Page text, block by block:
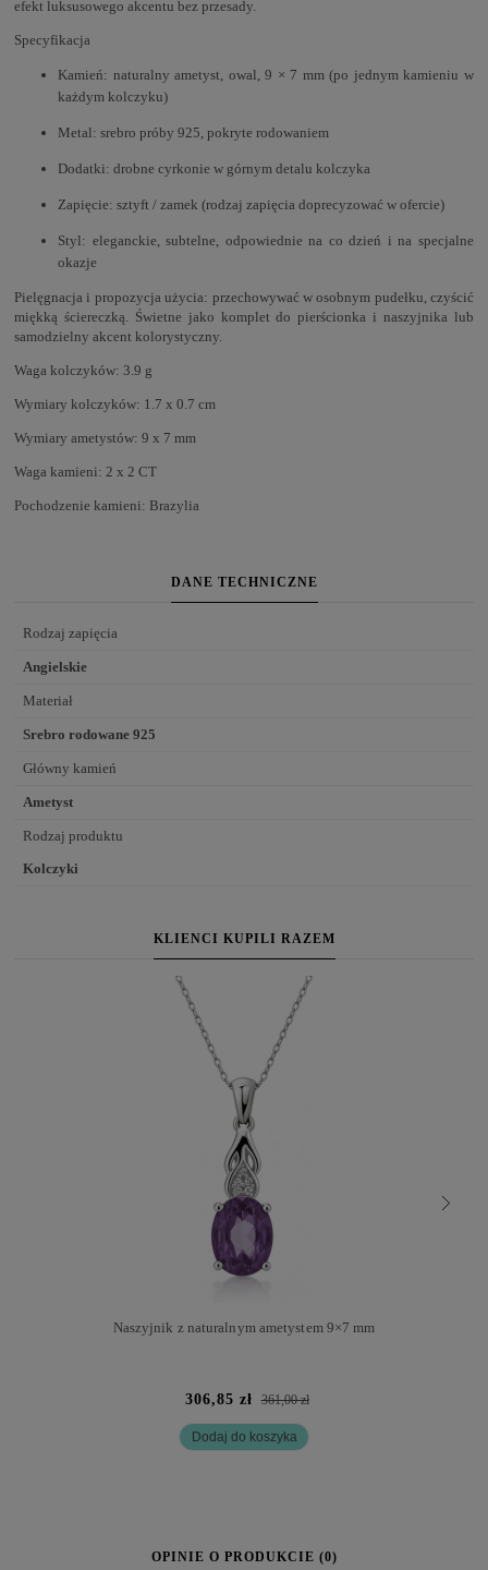
efekt luksusowego akcentu bez przesady.
Specyfikacja
Kamień: naturalny ametyst, owal, 9 × 7 mm (po jednym kamieniu w
każdym kolczyku)
Metal: srebro próby 925, pokryte rodowaniem
Dodatki: drobne cyrkonie w górnym detalu kolczyka
Zapięcie: sztyft / zamek (rodzaj zapięcia doprecyzować w ofercie)
Styl: eleganckie, subtelne, odpowiednie na co dzień i na specjalne
okazje
Pielęgnacja i propozycja użycia: przechowywać w osobnym pudełku, czyścić
miękką ściereczką. Świetne jako komplet do pierścionka i naszyjnika lub
samodzielny akcent kolorystyczny.
Waga kolczyków: 3.9 g
Wymiary kolczyków: 1.7 x 0.7 cm
Wymiary ametystów: 9 x 7 mm
Waga kamieni: 2 x 2 CT
Pochodzenie kamieni: Brazylia
DANE TECHNICZNE
Rodzaj zapięcia
Angielskie
Materiał
Srebro rodowane 925
Główny kamień
Ametyst
Rodzaj produktu
Kolczyki
KLIENCI KUPILI RAZEM
Naszyjnik z naturalnym ametystem 9×7 mm
306,85 zł 361,00 zł
Dodaj do koszyka
OPINIE O PRODUKCIE (0)